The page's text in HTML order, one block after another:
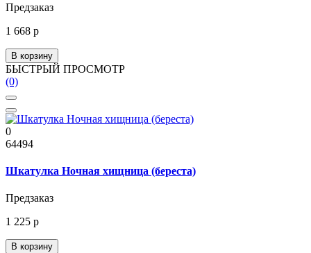
Предзаказ
1 668 р
В корзину
БЫСТРЫЙ ПРОСМОТР
(0)
0
64494
Шкатулка Ночная хищница (береста)
Предзаказ
1 225 р
В корзину